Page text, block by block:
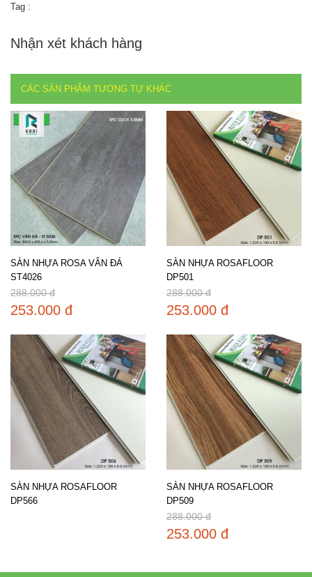
Tag :
Nhận xét khách hàng
CÁC SẢN PHẨM TƯƠNG TỰ KHÁC
SÀN NHỰA ROSA VÂN ĐÁ
ST4026
288.000 đ
253.000 đ
SÀN NHỰA ROSAFLOOR
DP501
288.000 đ
253.000 đ
SÀN NHỰA ROSAFLOOR
DP566
SÀN NHỰA ROSAFLOOR
DP509
288.000 đ
253.000 đ